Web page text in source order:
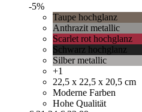
-5%
Taupe hochglanz
Anthrazit metallic
Scarlet rot hochglanz
Schwarz hochglanz
Silber metallic
+1
22,5 x 22,5 x 20,5 cm
Moderne Farben
Hohe Qualität